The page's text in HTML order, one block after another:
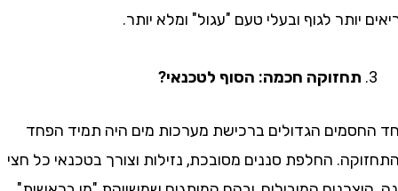
יותר לגוף ובעלי טעם "עגול" ומלא יותר.
תחזוקה חכמה: הסוף לטכנאי?
הגדולים ברכישת מערכות מים היה תמיד הפחד
החלפת סננים מסובכת, נזילות וצורך בטכנאי כל חצי